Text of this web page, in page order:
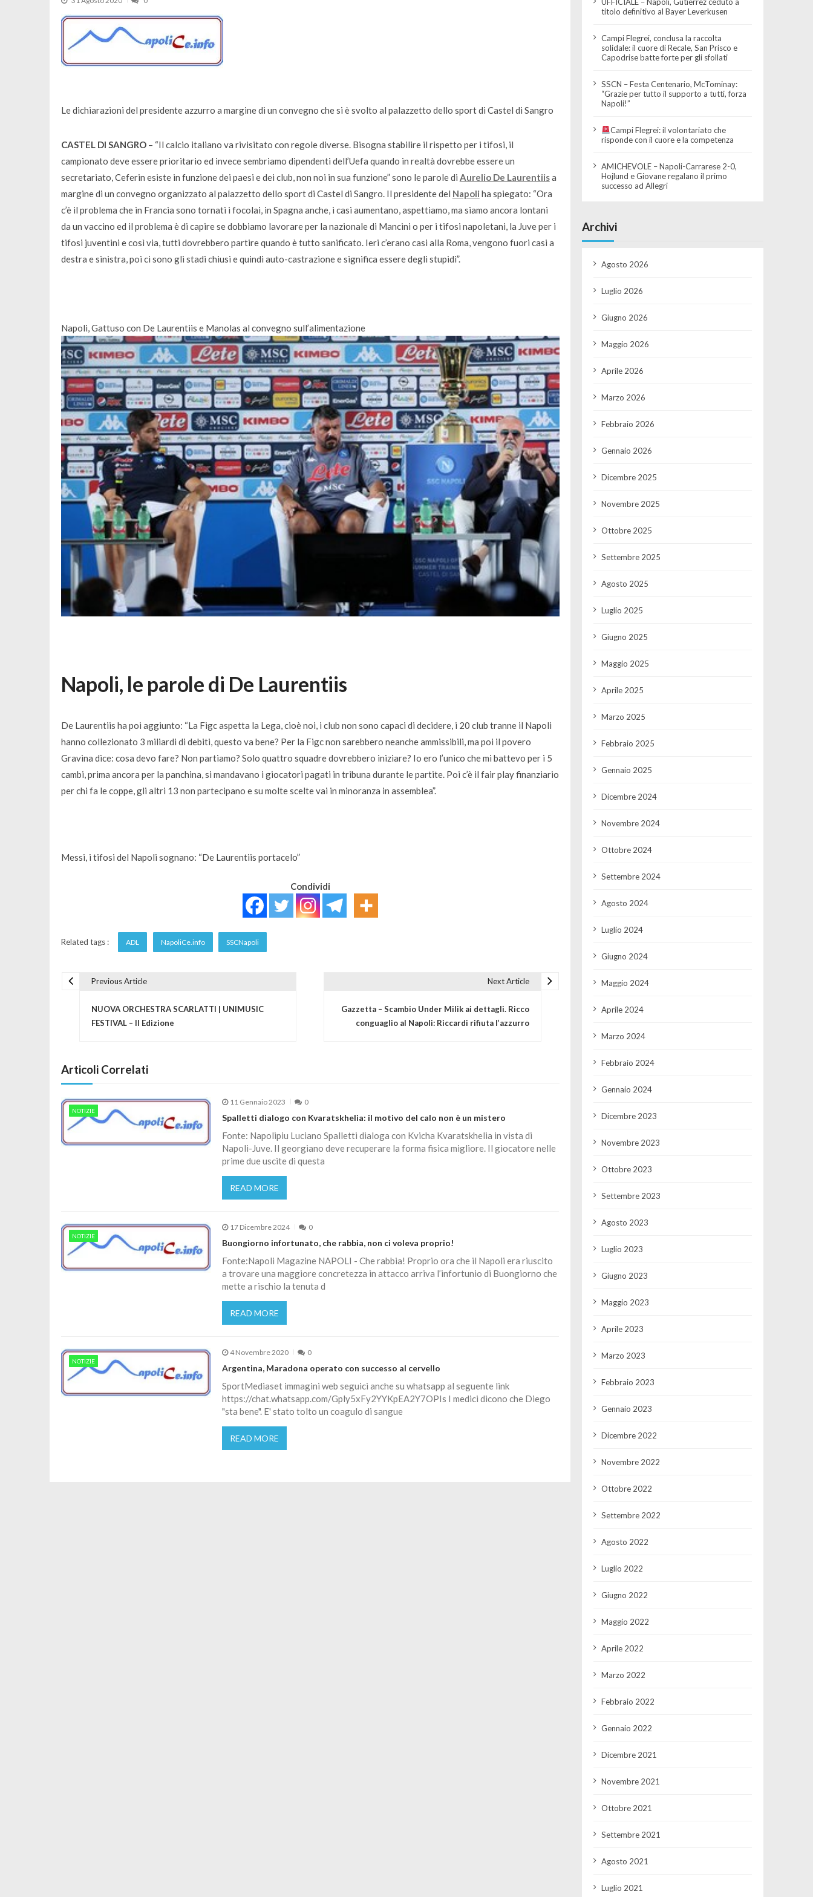
Le dichiarazioni del presidente azzurro a margine di un convegno che si è svolto al palazzetto dello sport di Castel di Sangro
CASTEL DI SANGRO– “Il calcio italiano va rivisitato con regole diverse. Bisogna stabilire il rispetto per i tifosi, il
campionato deve essere prioritario ed invece sembriamo dipendenti dell’Uefa quando in realtà dovrebbe essere un
secretariato, Ceferin esiste in funzione dei paesi e dei club, non noi in sua funzione” sono le parole di Aurelio De Laurentiisa
margine di un convegno organizzato al palazzetto dello sport di Castel di Sangro. Il presidente del Napoli ha spiegato: “Ora
c’è il problema che in Francia sono tornati i focolai, in Spagna anche, i casi aumentano, aspettiamo, ma siamo ancora lontani
da un vaccino ed il problema è di capire se dobbiamo lavorare per la nazionale di Mancini o per i tifosi napoletani, la Juve per i
tifosi juventini e così via, tutti dovrebbero partire quando è tutto sanificato. Ieri c’erano casi alla Roma, vengono fuori casi a
destra e sinistra, poi ci sono gli stadi chiusi e quindi auto-castrazione e significa essere degli stupidi”.
Napoli, Gattuso con De Laurentiis e Manolas al convegno sull’alimentazione
Napoli, le parole di De Laurentiis
De Laurentiis ha poi aggiunto: “La Figc aspetta la Lega, cioè noi, i club non sono capaci di decidere, i 20 club tranne il Napoli
hanno collezionato 3 miliardi di debiti, questo va bene? Per la Figc non sarebbero neanche ammissibili, ma poi il povero
Gravina dice: cosa devo fare? Non partiamo? Solo quattro squadre dovrebbero iniziare? Io ero l’unico che mi battevo per i 5
cambi, prima ancora per la panchina, si mandavano i giocatori pagati in tribuna durante le partite. Poi c’è il fair play finanziario
per chi fa le coppe, gli altri 13 non partecipano e su molte scelte vai in minoranza in assemblea”.
Messi, i tifosi del Napoli sognano: “De Laurentiis portacelo”
Condividi
Related tags : ADL NapoliCe.info SSCNapoli
Previous Article
NUOVA ORCHESTRA SCARLATTI | UNIMUSIC
FESTIVAL – II Edizione
Next Article
Gazzetta – Scambio Under Milik ai dettagli. Ricco
conguaglio al Napoli: Riccardi rifiuta l’azzurro
Articoli Correlati
NOTIZIE
11 Gennaio 2023 0
Spalletti dialogo con Kvaratskhelia: il motivo del calo non è un mistero
Fonte: Napolipiu Luciano Spalletti dialoga con Kvicha Kvaratskhelia in vista di
Napoli-Juve. Il georgiano deve recuperare la forma fisica migliore. Il giocatore nelle
prime due uscite di questa
READ MORE
NOTIZIE
17 Dicembre 2024 0
Buongiorno infortunato, che rabbia, non ci voleva proprio!
Fonte:Napoli Magazine NAPOLI - Che rabbia! Proprio ora che il Napoli era riuscito
a trovare una maggiore concretezza in attacco arriva l’infortunio di Buongiorno che
mette a rischio la tenuta d
READ MORE
NOTIZIE
4 Novembre 2020 0
Argentina, Maradona operato con successo al cervello
SportMediaset immagini web seguici anche su whatsapp al seguente link
https://chat.whatsapp.com/Gply5xFy2YYKpEA2Y7OPIs I medici dicono che Diego
"sta bene". E' stato tolto un coagulo di sangue
READ MORE
titolo definitivo al Bayer Leverkusen
Campi Flegrei, conclusa la raccolta
solidale: il cuore di Recale, San Prisco e
Capodrise batte forte per gli sfollati
SSCN – Festa Centenario, McTominay:
“Grazie per tutto il supporto a tutti, forza
Napoli!”
Campi Flegrei: il volontariato che
risponde con il cuore e la competenza
AMICHEVOLE – Napoli-Carrarese 2-0,
Hojlund e Giovane regalano il primo
successo ad Allegri
Archivi
Agosto 2026
Luglio 2026
Giugno 2026
Maggio 2026
Aprile 2026
Marzo 2026
Febbraio 2026
Gennaio 2026
Dicembre 2025
Novembre 2025
Ottobre 2025
Settembre 2025
Agosto 2025
Luglio 2025
Giugno 2025
Maggio 2025
Aprile 2025
Marzo 2025
Febbraio 2025
Gennaio 2025
Dicembre 2024
Novembre 2024
Ottobre 2024
Settembre 2024
Agosto 2024
Luglio 2024
Giugno 2024
Maggio 2024
Aprile 2024
Marzo 2024
Febbraio 2024
Gennaio 2024
Dicembre 2023
Novembre 2023
Ottobre 2023
Settembre 2023
Agosto 2023
Luglio 2023
Giugno 2023
Maggio 2023
Aprile 2023
Marzo 2023
Febbraio 2023
Gennaio 2023
Dicembre 2022
Novembre 2022
Ottobre 2022
Settembre 2022
Agosto 2022
Luglio 2022
Giugno 2022
Maggio 2022
Aprile 2022
Marzo 2022
Febbraio 2022
Gennaio 2022
Dicembre 2021
Novembre 2021
Ottobre 2021
Settembre 2021
Agosto 2021
Luglio 2021